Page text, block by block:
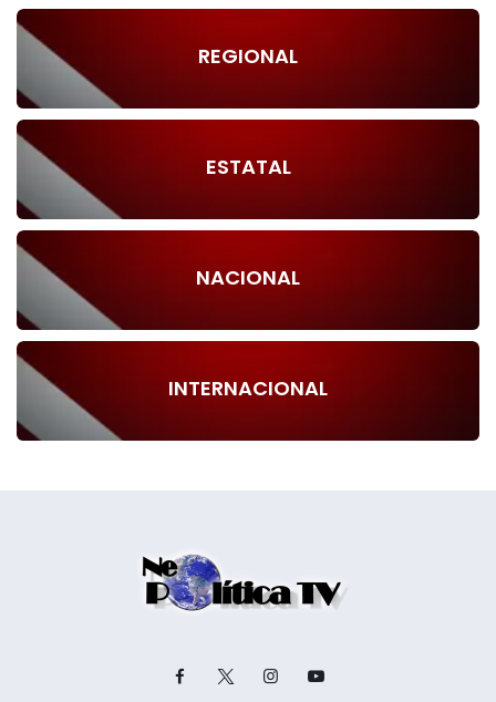
REGIONAL
ESTATAL
NACIONAL
INTERNACIONAL